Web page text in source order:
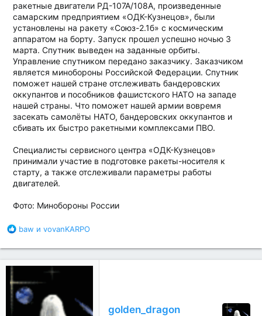
ракетные двигатели РД-107А/108А, произведенные
самарским предприятием «ОДК-Кузнецов», были
установлены на ракету «Союз-2.1б» с космическим
аппаратом на борту. Запуск прошел успешно ночью 3
марта. Спутник выведен на заданные орбиты.
Управление спутником передано заказчику. Заказчиком
является минобороны Российской Федерации. Спутник
поможет нашей стране отслеживать бандеровских
оккупантов и пособников фашистского НАТО на западе
нашей страны. Что поможет нашей армии вовремя
засекать самолёты НАТО, бандеровских оккупантов и
сбивать их быстро ракетными комплексами ПВО.
Специалисты сервисного центра «ОДК-Кузнецов»
принимали участие в подготовке ракеты-носителя к
старту, а также отслеживали параметры работы
двигателей.
Фото: Минобороны России
Б
а
г
д
а
р
baw и vovanKARPO
golden_dragon